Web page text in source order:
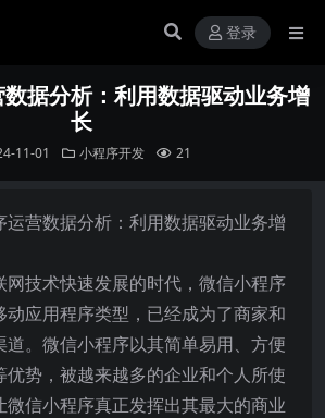
登录
据分析：利用数据驱动业务增
长
11-01 小程序开发 21
网技术快速发展的时代，微信小程序
动应用程序类型，已经成为了商家和
道。微信小程序以其简单易用、方便
优势，被越来越多的企业和个人所使
微信小程序真正发挥出其最大的商业